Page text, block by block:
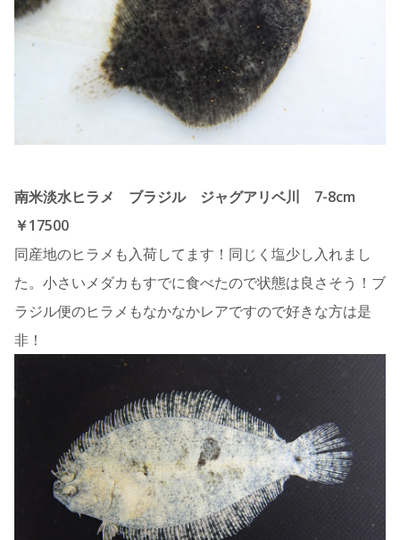
南米淡水ヒラメ ブラジル ジャグアリベ川 7-8cm
￥17500
同産地のヒラメも入荷してます！同じく塩少し入れまし
た。小さいメダカもすでに食べたので状態は良さそう！ブ
ラジル便のヒラメもなかなかレアですので好きな方は是
非！